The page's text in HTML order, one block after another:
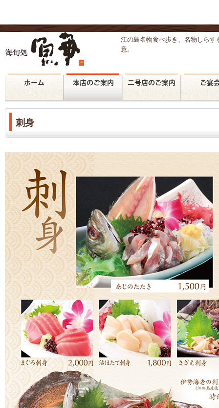
江の島名物食べ歩き、名物しらす
意。
刺身